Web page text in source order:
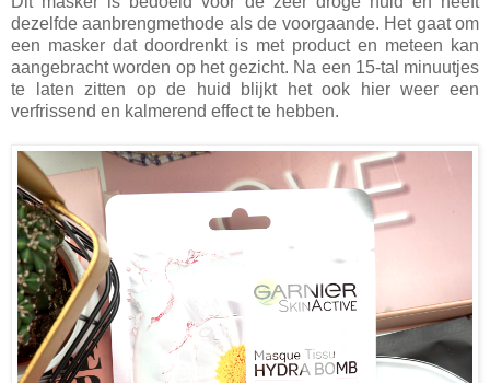
dezelfde aanbrengmethode als de voorgaande. Het gaat om
een masker dat doordrenkt is met product en meteen kan
aangebracht worden op het gezicht. Na een 15-tal minuutjes
te laten zitten op de huid blijkt het ook hier weer een
verfrissend en kalmerend effect te hebben.